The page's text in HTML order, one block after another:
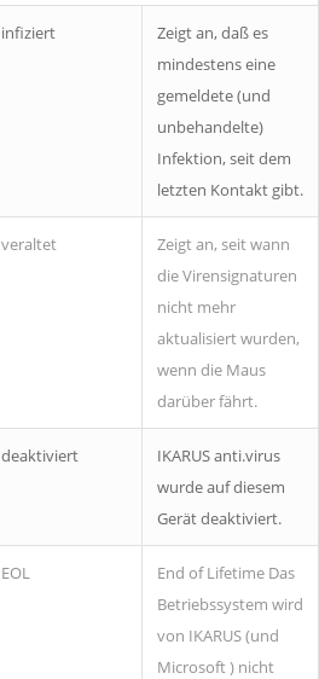
infiziert
Zeigt an, daß es
mindestens eine
gemeldete (und
unbehandelte)
Infektion, seit dem
letzten Kontakt gibt.
veraltet
Zeigt an, seit wann
die Virensignaturen
nicht mehr
aktualisiert wurden,
wenn die Maus
darüber fährt.
deaktiviert
IKARUS anti.virus
wurde auf diesem
Gerät deaktiviert.
EOL End of Lifetime Das
Betriebssystem wird
von IKARUS (und
Microsoft ) nicht